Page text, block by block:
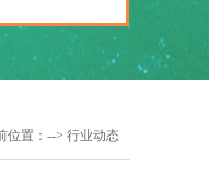
位置：--> 行业动态